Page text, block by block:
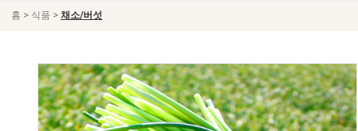
홈 > 식품 > 채소/버섯